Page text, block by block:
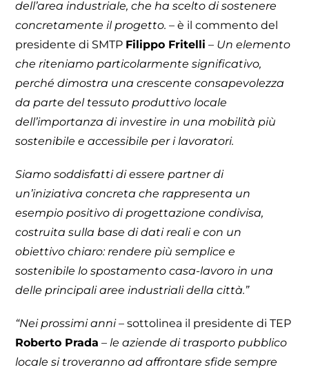
dell’area industriale, che ha scelto di sostenere
concretamente il progetto. –è il commento del
presidente di SMTP Filippo Fritelli – Un elemento
che riteniamo particolarmente significativo,
perché dimostra una crescente consapevolezza
da parte del tessuto produttivo locale
dell’importanza di investire in una mobilità più
sostenibile e accessibile per i lavoratori.
Siamo soddisfatti di essere partner di
un’iniziativa concreta che rappresenta un
esempio positivo di progettazione condivisa,
costruita sulla base di dati reali e con un
obiettivo chiaro: rendere più semplice e
sostenibile lo spostamento casa-lavoro in una
delle principali aree industriali della città.”
“Nei prossimi anni– sottolinea il presidente di TEP
Roberto Prada – le aziende di trasporto pubblico
locale si troveranno ad affrontare sfide sempre